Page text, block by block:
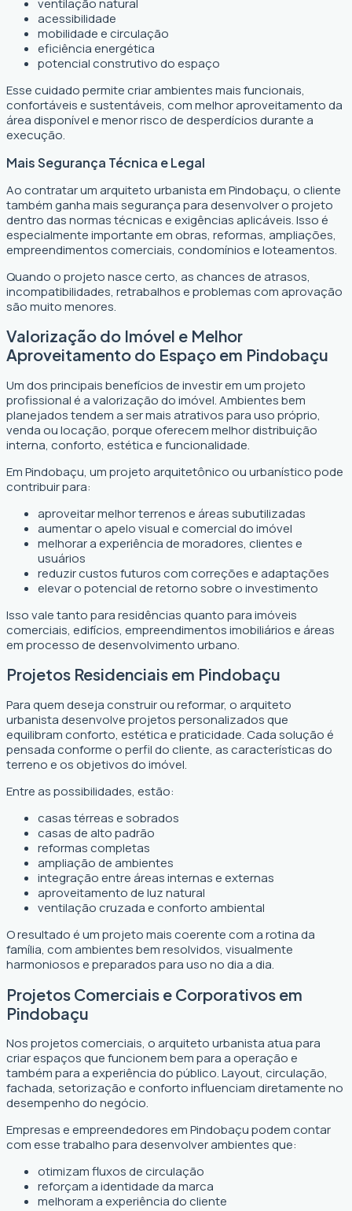
acessibilidade
mobilidade e circulação
eficiência energética
potencial construtivo do espaço
Esse cuidado permite criar ambientes mais funcionais,
confortáveis e sustentáveis, com melhor aproveitamento da
área disponível e menor risco de desperdícios durante a
execução.
Mais Segurança Técnica e Legal
Ao contratar um arquiteto urbanista em Pindobaçu, o cliente
também ganha mais segurança para desenvolver o projeto
dentro das normas técnicas e exigências aplicáveis. Isso é
especialmente importante em obras, reformas, ampliações,
empreendimentos comerciais, condomínios e loteamentos.
Quando o projeto nasce certo, as chances de atrasos,
incompatibilidades, retrabalhos e problemas com aprovação
são muito menores.
Valorização do Imóvel e Melhor
Aproveitamento do Espaço em Pindobaçu
Um dos principais benefícios de investir em um projeto
profissional é a valorização do imóvel. Ambientes bem
planejados tendem a ser mais atrativos para uso próprio,
venda ou locação, porque oferecem melhor distribuição
interna, conforto, estética e funcionalidade.
Em Pindobaçu, um projeto arquitetônico ou urbanístico pode
contribuir para:
aproveitar melhor terrenos e áreas subutilizadas
aumentar o apelo visual e comercial do imóvel
melhorar a experiência de moradores, clientes e
usuários
reduzir custos futuros com correções e adaptações
elevar o potencial de retorno sobre o investimento
Isso vale tanto para residências quanto para imóveis
comerciais, edifícios, empreendimentos imobiliários e áreas
em processo de desenvolvimento urbano.
Projetos Residenciais em Pindobaçu
Para quem deseja construir ou reformar, o arquiteto
urbanista desenvolve projetos personalizados que
equilibram conforto, estética e praticidade. Cada solução é
pensada conforme o perfil do cliente, as características do
terreno e os objetivos do imóvel.
Entre as possibilidades, estão:
casas térreas e sobrados
casas de alto padrão
reformas completas
ampliação de ambientes
integração entre áreas internas e externas
aproveitamento de luz natural
ventilação cruzada e conforto ambiental
O resultado é um projeto mais coerente com a rotina da
família, com ambientes bem resolvidos, visualmente
harmoniosos e preparados para uso no dia a dia.
Projetos Comerciais e Corporativos em
Pindobaçu
Nos projetos comerciais, o arquiteto urbanista atua para
criar espaços que funcionem bem para a operação e
também para a experiência do público. Layout, circulação,
fachada, setorização e conforto influenciam diretamente no
desempenho do negócio.
Empresas e empreendedores em Pindobaçu podem contar
com esse trabalho para desenvolver ambientes que:
otimizam fluxos de circulação
reforçam a identidade da marca
melhoram a experiência do cliente